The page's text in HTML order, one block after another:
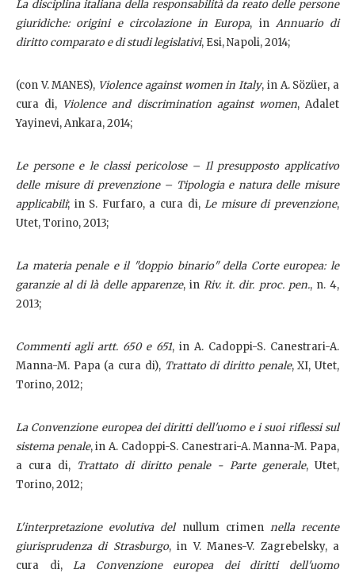
La disciplina italiana della responsabilità da reato delle persone
giuridiche: origini e circolazione in Europa, in Annuario di
diritto comparato e di studi legislativi, Esi, Napoli, 2014;
(con V. MANES), Violence against women in Italy, in A. Sözüer, a
cura di, Violence and discrimination against women, Adalet
Yayinevi, Ankara, 2014;
Le persone e le classi pericolose – Il presupposto applicativo
delle misure di prevenzione – Tipologia e natura delle misure
applicabili; in S. Furfaro, a cura di,Le misure di prevenzione,
Utet, Torino, 2013;
La materia penale e il "doppio binario" della Corte europea: le
garanzie al di là delle apparenze, inRiv. it. dir. proc. pen., n. 4,
2013;
Commenti agli artt. 650 e 651, in A. Cadoppi-S. Canestrari-A.
Manna-M. Papa (a cura di),Trattato di diritto penale, XI, Utet,
Torino, 2012;
La Convenzione europea dei diritti dell'uomo e i suoi riflessi sul
sistema penale, in A. Cadoppi-S. Canestrari-A. Manna-M. Papa,
a cura di, Trattato di diritto penale - Parte generale, Utet,
Torino, 2012;
L'interpretazione evolutiva del nullum crimennella recente
giurisprudenza di Strasburgo, in V. Manes-V. Zagrebelsky, a
cura di,La Convenzione europea dei diritti dell'uomo